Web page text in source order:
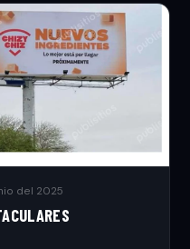
del 2025